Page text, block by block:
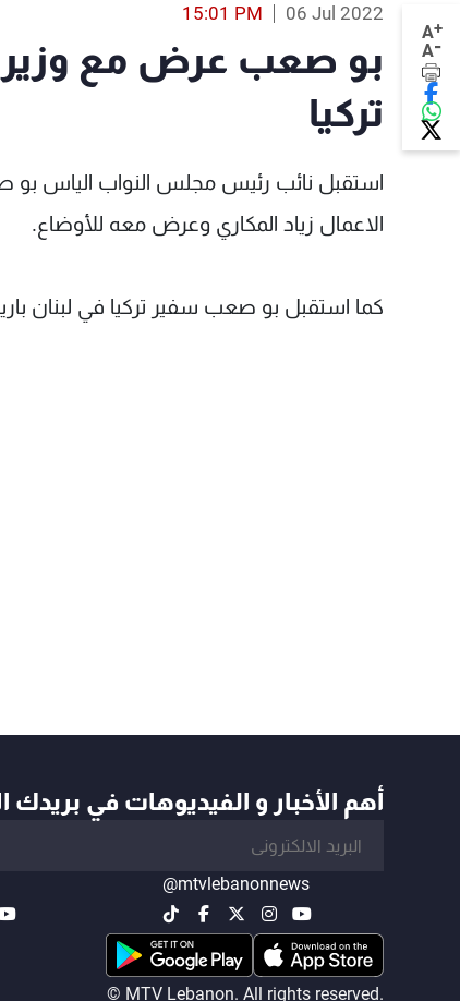
A+
A-
06 Jul 2022
15:01 PM
بو صعب عرض مع وزير
تركيا
استقبل نائب رئيس مجلس النواب الياس بو
الاعمال زياد المكاري وعرض معه للأوضاع.
كما استقبل بو صعب سفير تركيا في لبنان
أهم الأخبار و الفيديوهات في بريدك
@mtvlebanonnews
© MTV Lebanon. All rights reserved.